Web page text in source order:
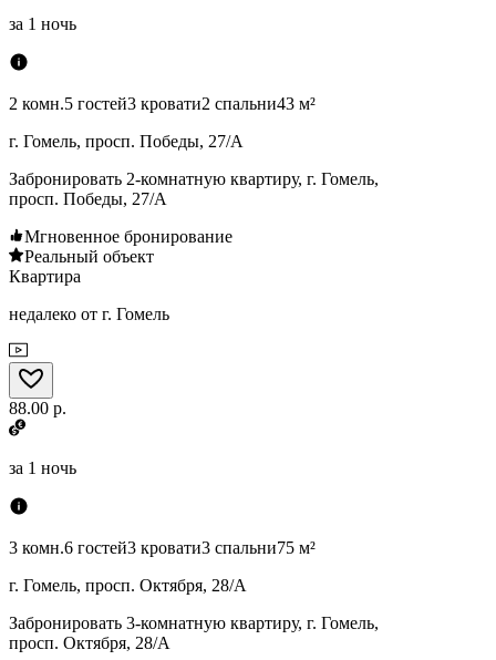
за 1 ночь
2 комн.5 гостей3 кровати2 спальни43 м²
г. Гомель, просп. Победы, 27/А
Забронировать 2-комнатную квартиру, г. Гомель,
просп. Победы, 27/А
Мгновенное бронирование
Реальный объект
Квартира
недалеко от г. Гомель
88.00 р.
за 1 ночь
3 комн.6 гостей3 кровати3 спальни75 м²
г. Гомель, просп. Октября, 28/А
Забронировать 3-комнатную квартиру, г. Гомель,
просп. Октября, 28/А